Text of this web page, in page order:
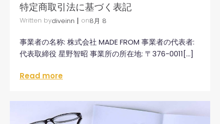
特定商取引法に基づく表記
Written bydiveinn | on8月 8
事業者の名称: 株式会社 MADE FROM 事業者の代表者:
代表取締役 星野智昭 事業所の所在地: 〒376-0011[…]
Read more